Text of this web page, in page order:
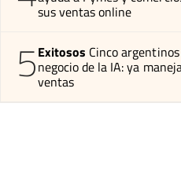
sus ventas online
5Exitosos Cinco
negocio de la IA: ya
ventas